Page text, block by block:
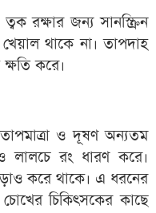
রক্ষার জন্য সানস্ক্রিন
থাকে না। তাপদাহ
করে।
ও দূষণ অন্যতম
রং ধারণ করে।
করে থাকে। এ ধরনের
চিকিৎসকের কাছে